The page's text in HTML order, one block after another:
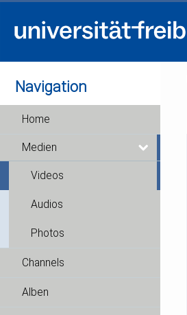
Navigation
Home
Medien
Videos
Audios
Photos
Channels
Alben